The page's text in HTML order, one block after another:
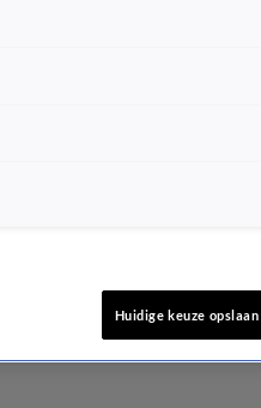
Huidige keuze opslaan